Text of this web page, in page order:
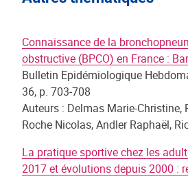
Connaissance de la
obstructive (BPCO) en France :
Bulletin Epidémiologique
36, p. 703-708
Auteurs : Delmas Marie-Christine,
Roche Nicolas, Andler Raphaël,
La pratique sportive chez les
2017 et évolutions depuis 2000 :